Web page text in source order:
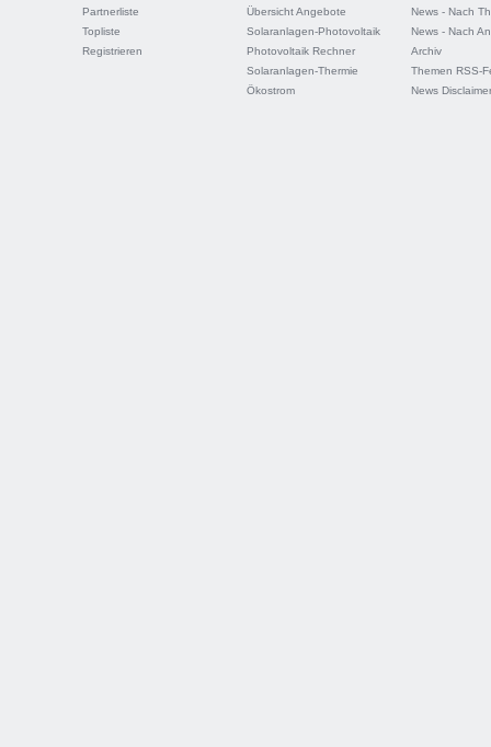
Partnerliste
Topliste
Registrieren
Übersicht Angebote
Solaranlagen-Photovoltaik
Photovoltaik Rechner
Solaranlagen-Thermie
Ökostrom
News - Nach
News - Nach
Archiv
Themen RSS-
News Disclaimer